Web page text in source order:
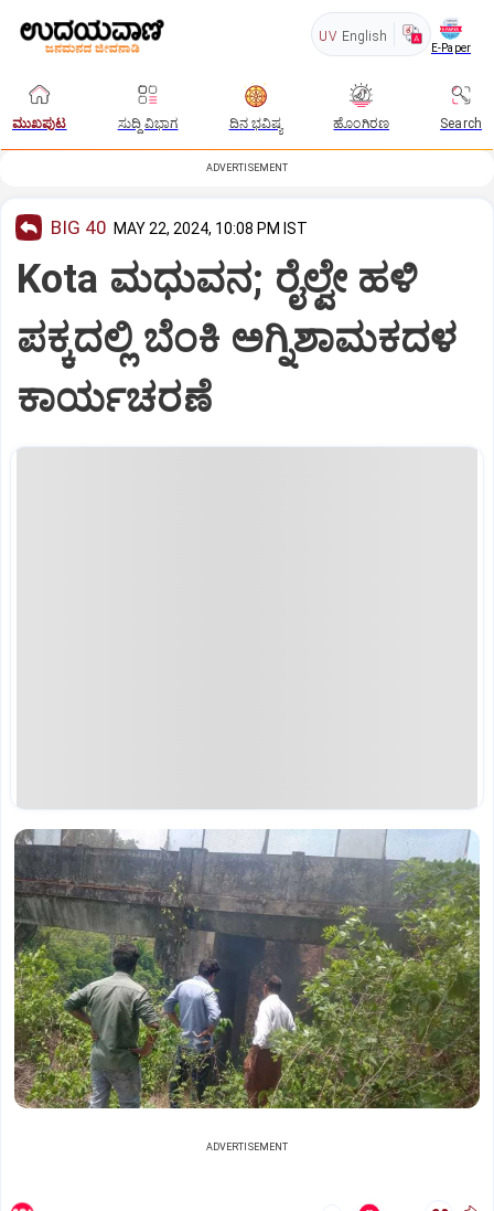
UV English
E-Paper
ಮುಖಪುಟ ಸುದ್ದಿ ವಿಭಾಗ ದಿನ ಭವಿಷ್ಯ ಹೊಂಗಿರಣ Search
ADVERTISEMENT
BIG 40 MAY 22, 2024, 10:08 PM IST
Kota ಮಧುವನ; ರೈಲ್ವೇ ಹಳಿ
ಪಕ್ಕದಲ್ಲಿ ಬೆಂಕಿ ಅಗ್ನಿಶಾಮಕದಳ
ಕಾರ್ಯಚರಣೆ
ADVERTISEMENT